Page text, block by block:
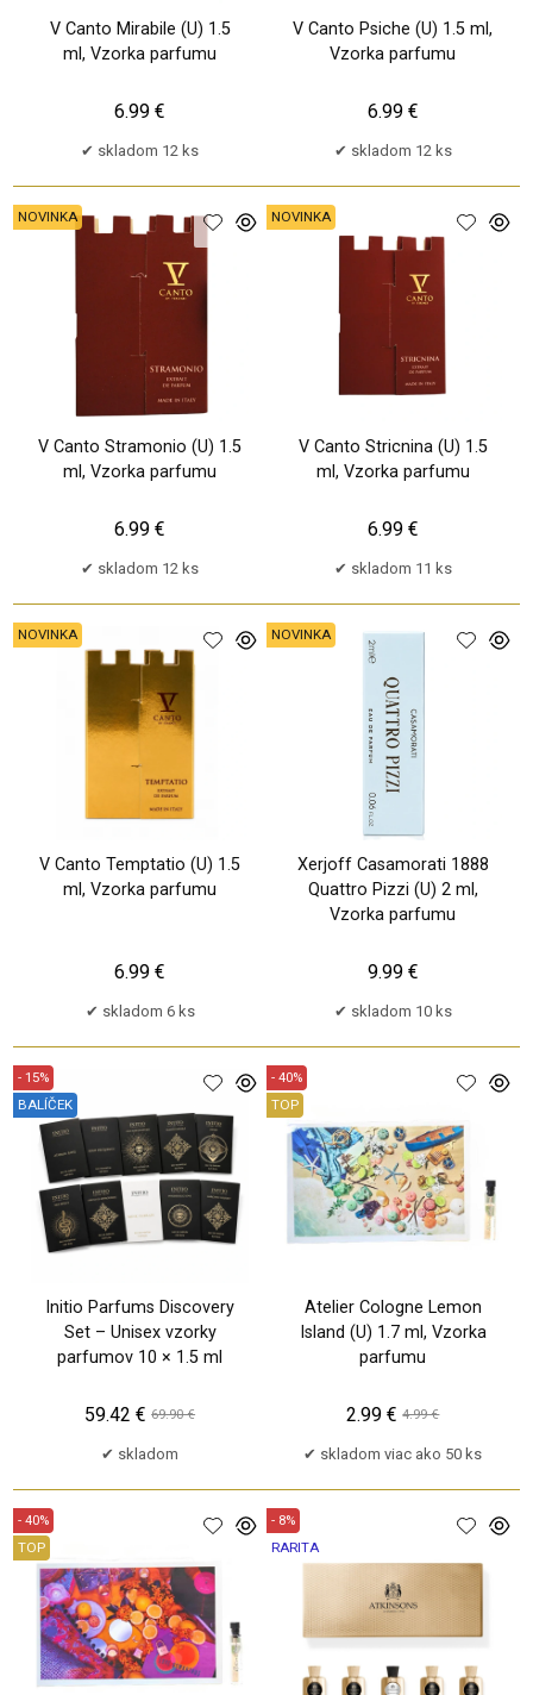
V Canto Mirabile (U) 1.5
ml, Vzorka parfumu
skladom 12 ks
6.99 €
V Canto Psiche (U) 1.5 ml,
Vzorka parfumu
skladom 12 ks
6.99 €
V Canto Stramonio (U) 1.5
ml, Vzorka parfumu
NOVINKA
skladom 12 ks
6.99 €
V Canto Stricnina (U) 1.5
ml, Vzorka parfumu
NOVINKA
skladom 11 ks
6.99 €
V Canto Temptatio (U) 1.5
ml, Vzorka parfumu
NOVINKA
skladom 6 ks
6.99 €
Xerjoff Casamorati 1888
Quattro Pizzi (U) 2 ml,
Vzorka parfumu
NOVINKA
skladom 10 ks
9.99 €
Initio Parfums Discovery
Set – Unisex vzorky
parfumov 10 × 1.5 ml
- 15%
BALÍČEK
skladom
59.42 € 69.90 €
Atelier Cologne Lemon
Island (U) 1.7 ml, Vzorka
parfumu
- 40%
TOP
skladom viac ako 50 ks
2.99 € 4.99 €
- 40%
TOP
- 8%
RARITA